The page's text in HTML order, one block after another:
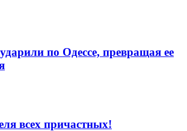
по Одессе, превращая ее
всех причастных!